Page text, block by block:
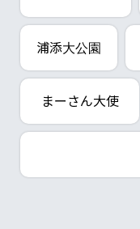
浦添大公園
まーさん大使